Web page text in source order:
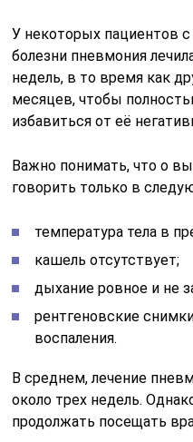
У некоторых пациентов
болезни пневмония
недель, в то время как
месяцев, чтобы
избавиться от её
Важно понимать, что о
говорить только в
температура тела в
кашель отсутствует;
дыхание ровное и не
рентгеновские
воспаления.
В среднем, лечение
около трех недель.
продолжать посещать